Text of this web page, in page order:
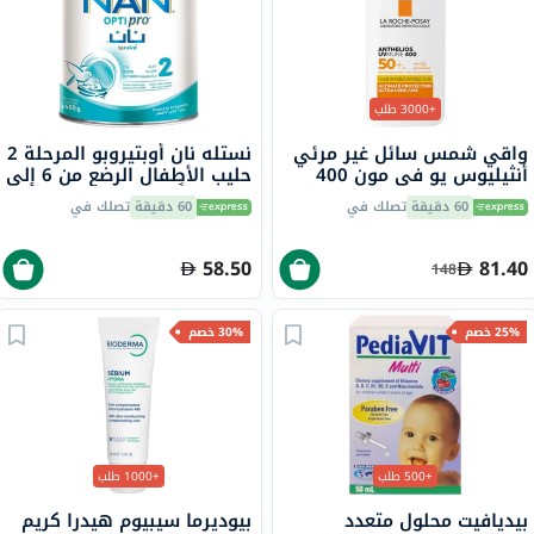
+3000 طلب
واقي شمس سائل غير مرئي
أنثيليوس يو في مون 400
لاروش بوزيه، عامل حماية
50+ - 50 مل 60 دقيقة تصلك في
81.40
148
نستله نان أوبتيروبو المرحلة 2
حليب الأطفال الرضع من 6 إلى
12 شهراً 400 جرام 60 دقيقة تصلك في
58.50
25% خصم
+500 طلب
بيديافيت محلول متعدد
30% خصم
+1000 طلب
بيوديرما سيبيوم هيدرا كريم